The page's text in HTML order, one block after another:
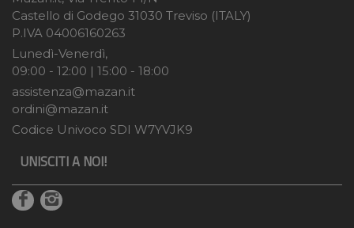
Castello di Godego 31030 Treviso (ITALY)
P.IVA 04006160263
Lunedì-Venerdì,
09:00 - 12:00 | 15:00 - 18:00
assistenza@mazan.it
ordini@mazan.it
Codice Univoco SDI W7YVJK9
UNISCITI A NOI!